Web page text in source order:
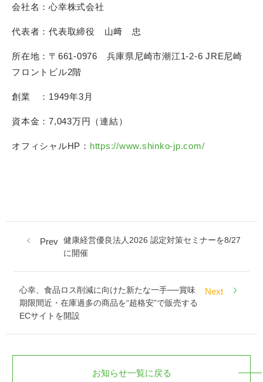
会社名：心幸株式会社
代表者：代表取締役 山﨑 忠
所在地：〒661-0976 兵庫県尼崎市潮江1-2-6 JRE尼崎
フロントビル2階
創業 ：1949年3月
資本金：7,043万円（連結）
オフィシャルHP： https://www.shinko-jp.com/
Prev 健康経営優良法人2026 認定対策セミナーを8/27
に開催
心幸、食品ロス削減に向けた新たな一手──賞味
期限間近・在庫過多の商品を“超格安”で販売する
ECサイトを開設
Next
お知らせ一覧に戻る